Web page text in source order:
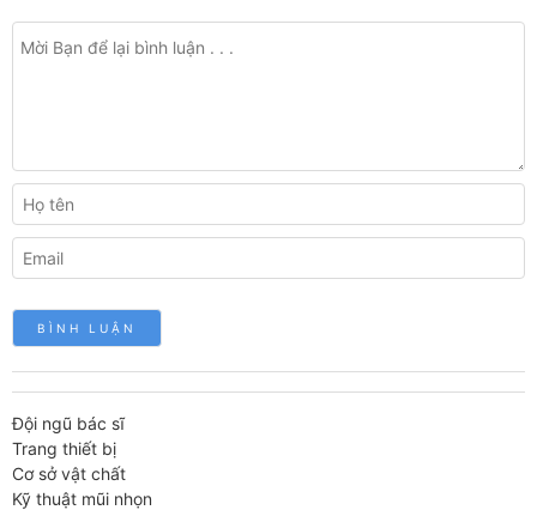
Đội ngũ bác sĩ
Trang thiết bị
Cơ sở vật chất
Kỹ thuật mũi nhọn